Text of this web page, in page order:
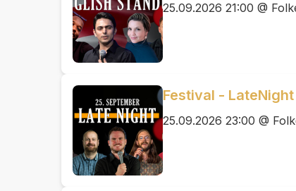
25.09.2026 21:00 @
Festival -
25.09.2026 23:00 @